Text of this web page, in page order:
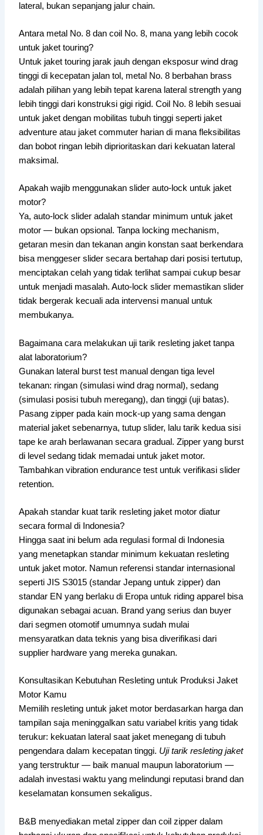
lateral, bukan sepanjang jalur chain.
Antara metal No. 8 dan coil No. 8, mana yang lebih cocok
untuk jaket touring?
Untuk jaket touring jarak jauh dengan eksposur wind drag
tinggi di kecepatan jalan tol, metal No. 8 berbahan brass
adalah pilihan yang lebih tepat karena lateral strength yang
lebih tinggi dari konstruksi gigi rigid. Coil No. 8 lebih sesuai
untuk jaket dengan mobilitas tubuh tinggi seperti jaket
adventure atau jaket commuter harian di mana fleksibilitas
dan bobot ringan lebih diprioritaskan dari kekuatan lateral
maksimal.
Apakah wajib menggunakan slider auto-lock untuk jaket
motor?
Ya, auto-lock slider adalah standar minimum untuk jaket
motor — bukan opsional. Tanpa locking mechanism,
getaran mesin dan tekanan angin konstan saat berkendara
bisa menggeser slider secara bertahap dari posisi tertutup,
menciptakan celah yang tidak terlihat sampai cukup besar
untuk menjadi masalah. Auto-lock slider memastikan slider
tidak bergerak kecuali ada intervensi manual untuk
membukanya.
Bagaimana cara melakukan uji tarik resleting jaket tanpa
alat laboratorium?
Gunakan lateral burst test manual dengan tiga level
tekanan: ringan (simulasi wind drag normal), sedang
(simulasi posisi tubuh meregang), dan tinggi (uji batas).
Pasang zipper pada kain mock-up yang sama dengan
material jaket sebenarnya, tutup slider, lalu tarik kedua sisi
tape ke arah berlawanan secara gradual. Zipper yang burst
di level sedang tidak memadai untuk jaket motor.
Tambahkan vibration endurance test untuk verifikasi slider
retention.
Apakah standar kuat tarik resleting jaket motor diatur
secara formal di Indonesia?
Hingga saat ini belum ada regulasi formal di Indonesia
yang menetapkan standar minimum kekuatan resleting
untuk jaket motor. Namun referensi standar internasional
seperti JIS S3015 (standar Jepang untuk zipper) dan
standar EN yang berlaku di Eropa untuk riding apparel bisa
digunakan sebagai acuan. Brand yang serius dan buyer
dari segmen otomotif umumnya sudah mulai
mensyaratkan data teknis yang bisa diverifikasi dari
supplier hardware yang mereka gunakan.
Konsultasikan Kebutuhan Resleting untuk Produksi Jaket
Motor Kamu
Memilih resleting untuk jaket motor berdasarkan harga dan
tampilan saja meninggalkan satu variabel kritis yang tidak
terukur: kekuatan lateral saat jaket menegang di tubuh
pengendara dalam kecepatan tinggi. Uji tarik resleting jaket
yang terstruktur — baik manual maupun laboratorium —
adalah investasi waktu yang melindungi reputasi brand dan
keselamatan konsumen sekaligus.
B&B menyediakan metal zipper dan coil zipper dalam